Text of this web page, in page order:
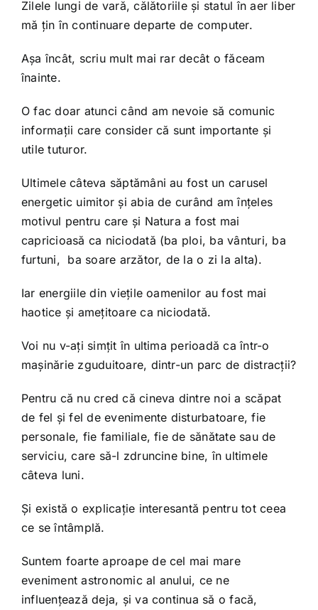
Shop
Tratamente naturale
Zilele lungi de vară, călătoriile și statul în aer liber
mă țin în continuare departe de computer.
Așa încât, scriu mult mai rar decât o făceam
înainte.
O fac doar atunci când am nevoie să comunic
informații care consider că sunt importante și
utile tuturor.
Ultimele câteva săptămâni au fost un carusel
energetic uimitor și abia de curând am înțeles
motivul pentru care și Natura a fost mai
capricioasă ca niciodată (ba ploi, ba vânturi, ba
furtuni, ba soare arzător, de la o zi la alta).
Iar energiile din viețile oamenilor au fost mai
haotice și amețitoare ca niciodată.
Voi nu v-ați simțit în ultima perioadă ca într-o
mașinărie zguduitoare, dintr-un parc de distracții?
Pentru că nu cred că cineva dintre noi a scăpat
de fel și fel de evenimente disturbatoare, fie
personale, fie familiale, fie de sănătate sau de
serviciu, care să-l zdruncine bine, în ultimele
câteva luni.
Și există o explicație interesantă pentru tot ceea
ce se întâmplă.
Suntem foarte aproape de cel mai mare
eveniment astronomic al anului, ce ne
influențează deja, și va continua să o facă,